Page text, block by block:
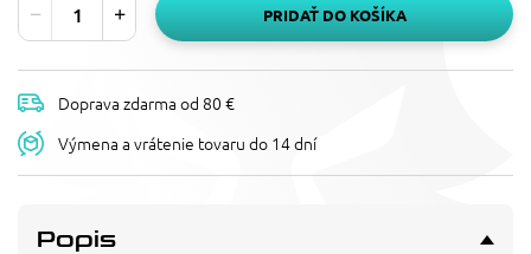
PRIDAŤ DO KOŠÍKA
Doprava zdarma od 80 €
Výmena a vrátenie tovaru do 14 dní
Popis